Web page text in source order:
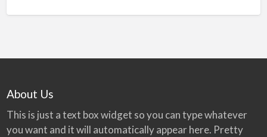
About Us
This is just a text box widget so you can type whatever
you want and it will automatically appear here. Pretty